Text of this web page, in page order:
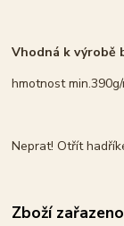
Vhodná k výrobě
hmotnost
Neprat! Otřít
Zboží